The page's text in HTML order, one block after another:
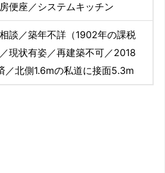
便座／システムキッチン
談／築年不詳（1902年の課税
現状有姿／再建築不可／2018
／北側1.6mの私道に接面5.3m